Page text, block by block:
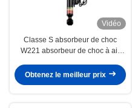
Vidéo
Classe S absorbeur de choc
W221 absorbeur de choc à air
Obtenez le meilleur prix